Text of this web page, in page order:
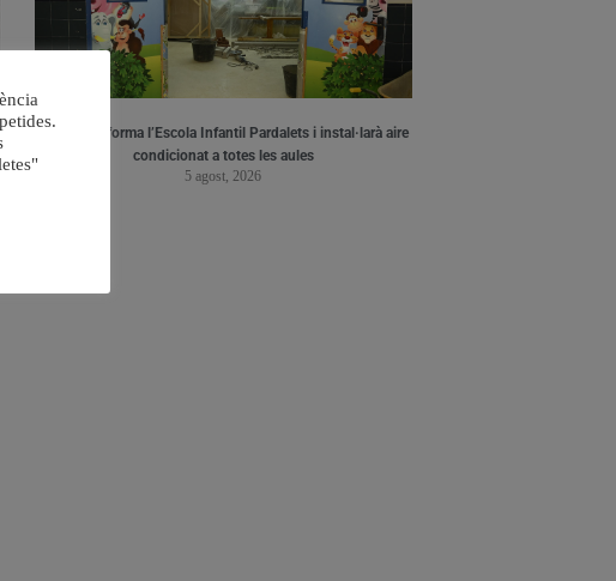
València reforma l’Escola Infantil Pardalets i instal·larà aire
condicionat a totes les aules
5 agost, 2026